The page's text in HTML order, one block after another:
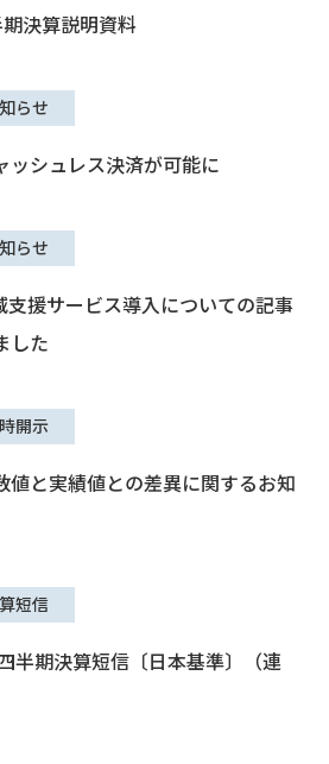
決算説明資料
らせ
ッシュレス決済が可能に
らせ
支援サービス導入についての記事
した
開示
値と実績値との差異に関するお知
短信
期決算短信〔日本基準〕（連